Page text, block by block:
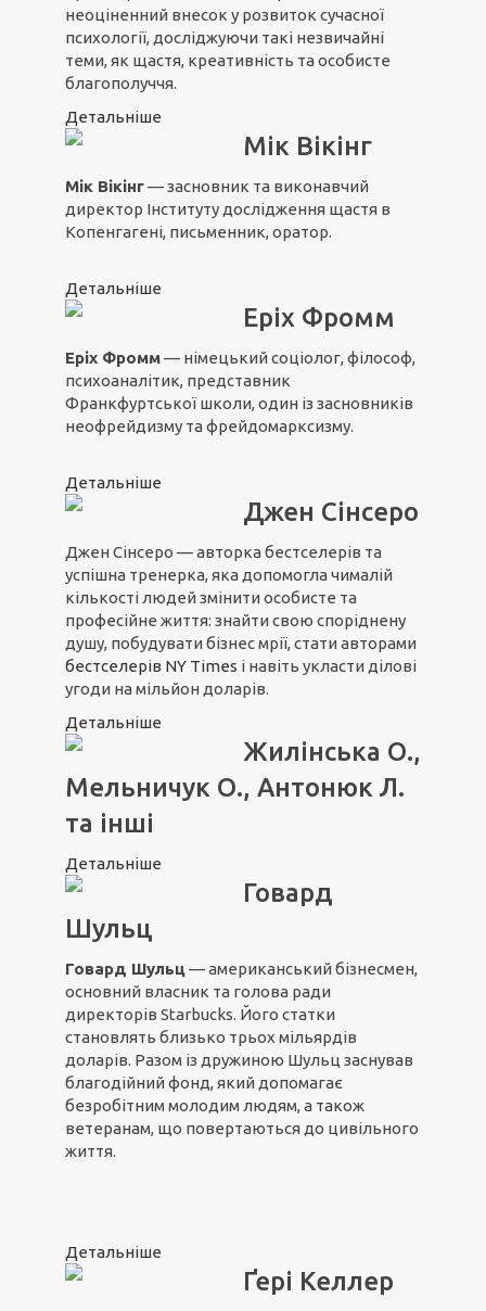
неоціненний внесок у розвиток сучасної
психології, досліджуючи такі незвичайні
теми, як щастя, креативність та особисте
благополуччя.
Детальніше
Мік Вікінг
Мік Вікінг— засновник та виконавчий
директор Інституту дослідження щастя в
Копенгагені, письменник, оратор.
Детальніше
Еріх Фромм
Еріх Фромм— німецький соціолог, філософ,
психоаналітик, представник
Франкфуртської школи, один із засновників
неофрейдизму та фрейдомарксизму.
Детальніше
Джен Сінсеро
Джен Сінсеро — авторка бестселерів та
успішна тренерка, яка допомогла чималій
кількості людей змінити особисте та
професійне життя: знайти свою споріднену
душу, побудувати бізнес мрії, стати авторами
бестселерів NY Times і навіть укласти ділові
угоди на мільйон доларів.
Детальніше
Жилінська О.,
Мельничук О., Антонюк Л.
та інші
Детальніше
Говард
Шульц
Говард Шульц— американський бізнесмен,
основний власник та голова ради
директорів Starbucks. Його статки
становлять близько трьох мільярдів
доларів. Разом із дружиною Шульц заснував
благодійний фонд, який допомагає
безробітним молодим людям, а також
ветеранам, що повертаються до цивільного
життя.
Детальніше
Ґері Келлер